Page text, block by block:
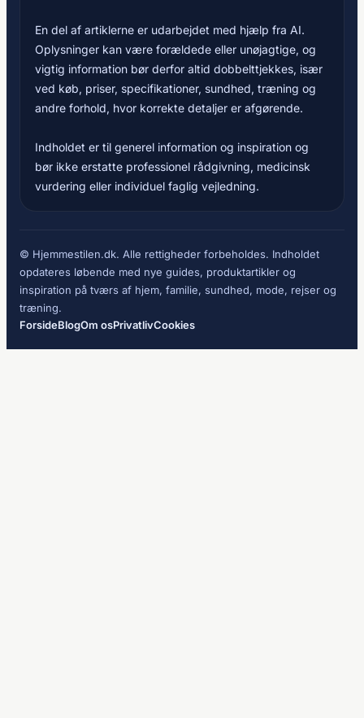
En del af artiklerne er udarbejdet med hjælp fra AI.
Oplysninger kan være forældede eller unøjagtige, og
vigtig information bør derfor altid dobbelttjekkes, især
ved køb, priser, specifikationer, sundhed, træning og
andre forhold, hvor korrekte detaljer er afgørende.
Indholdet er til generel information og inspiration og
bør ikke erstatte professionel rådgivning, medicinsk
vurdering eller individuel faglig vejledning.
© Hjemmestilen.dk. Alle rettigheder forbeholdes. Indholdet
opdateres løbende med nye guides, produktartikler og
inspiration på tværs af hjem, familie, sundhed, mode, rejser og
træning.
ForsideBlogOm osPrivatlivCookies